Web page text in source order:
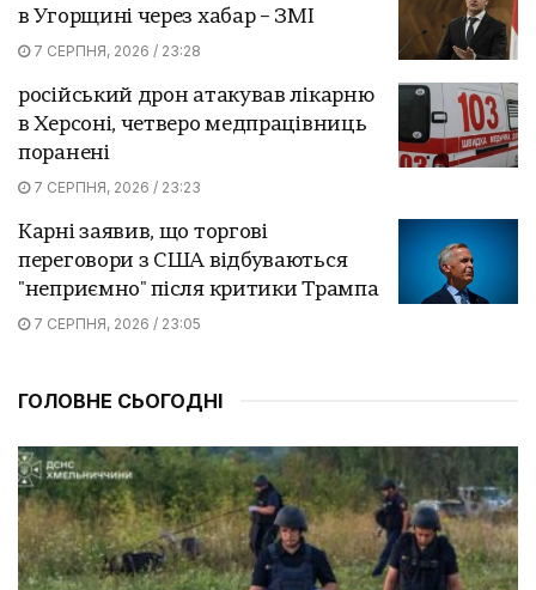
в Угорщині через хабар – ЗМІ
7 СЕРПНЯ, 2026 / 23:28
російський дрон атакував лікарню
в Херсоні, четверо медпрацівниць
поранені
7 СЕРПНЯ, 2026 / 23:23
Карні заявив, що торгові
переговори з США відбуваються
"неприємно" після критики Трампа
7 СЕРПНЯ, 2026 / 23:05
ГОЛОВНЕ СЬОГОДНІ